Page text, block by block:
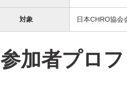
対象 日本CHRO協会
参加者プロ